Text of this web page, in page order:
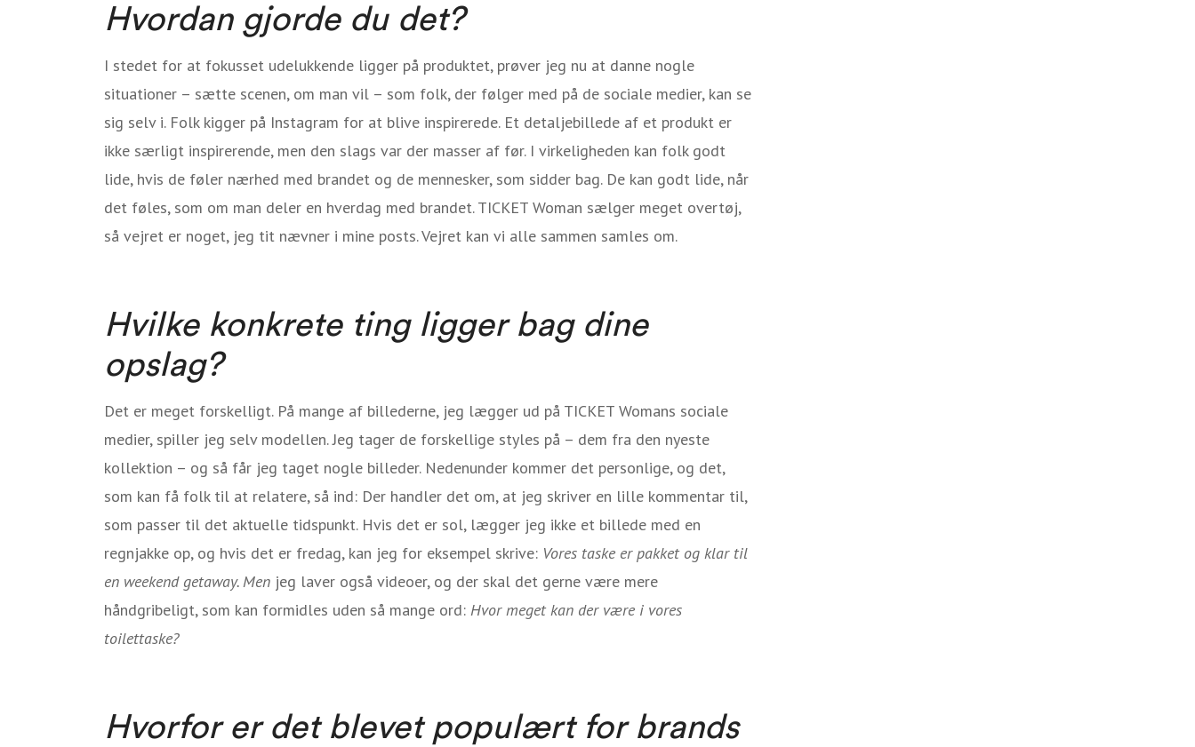
Hvordan gjorde du det?
I stedet for at fokusset udelukkende ligger på produktet, prøver jeg nu at danne nogle
situationer – sætte scenen, om man vil – som folk, der følger med på de sociale medier, kan se
sig selv i. Folk kigger på Instagram for at blive inspirerede. Et detaljebillede af et produkt er
ikke særligt inspirerende, men den slags var der masser af før. I virkeligheden kan folk godt
lide, hvis de føler nærhed med brandet og de mennesker, som sidder bag. De kan godt lide, når
det føles, som om man deler en hverdag med brandet. TICKET Woman sælger meget overtøj,
så vejret er noget, jeg tit nævner i mine posts. Vejret kan vi alle sammen samles om.
Hvilke konkrete ting ligger bag dine
opslag?
Det er meget forskelligt. På mange af billederne, jeg lægger ud på TICKET Womans sociale
medier, spiller jeg selv modellen. Jeg tager de forskellige styles på – dem fra den nyeste
kollektion – og så får jeg taget nogle billeder. Nedenunder kommer det personlige, og det,
som kan få folk til at relatere, så ind: Der handler det om, at jeg skriver en lille kommentar til,
som passer til det aktuelle tidspunkt. Hvis det er sol, lægger jeg ikke et billede med en
regnjakke op, og hvis det er fredag, kan jeg for eksempel skrive: Vores taske er pakket og klar til
en weekend getaway. Men jeg laver også videoer, og der skal det gerne være mere
håndgribeligt, som kan formidles uden så mange ord: Hvor meget kan der være i vores
toilettaske?
Hvorfor er det blevet populært for brands